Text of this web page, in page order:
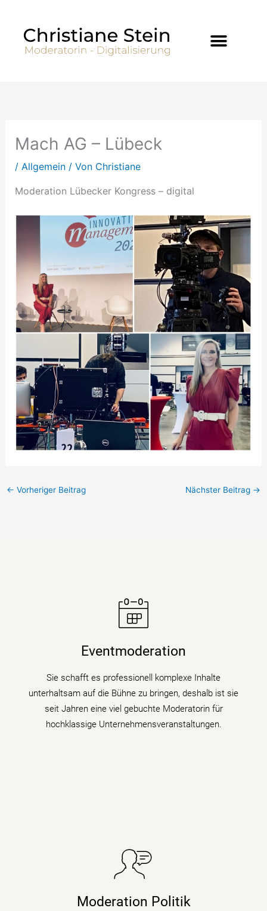
springen
Mach AG – Lübeck
/ Allgemein/ Von Christiane
Moderation Lübecker Kongress – digital
← Vorheriger Beitrag Nächster Beitrag →
Eventmoderation
Sie schafft es professionell komplexe Inhalte
unterhaltsam auf die Bühne zu bringen, deshalb ist sie
seit Jahren eine viel gebuchte Moderatorin für
hochklassige Unternehmensveranstaltungen.
Moderatorin Christiane Stein verbindet charmant und
unterhaltsam Nachrichtenkompetenz mit den Themen
mehr erfahren
Moderation Politik
Sie taucht in Podiumsdiskussionen, Symposien und
Moderatorin die digitale Transformation indem sie den